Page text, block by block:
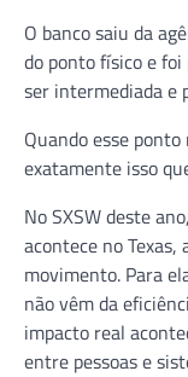
O banco saiu da
do ponto físico e
ser intermediada e
Quando esse
exatamente isso
No SXSW deste
acontece no
movimento. Para
não vêm da
impacto real
entre pessoas e